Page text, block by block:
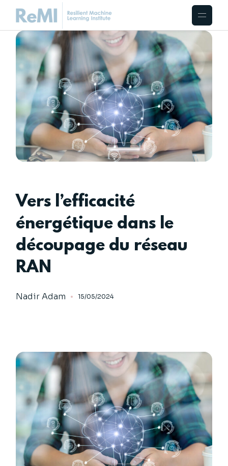
Vers l’efficacité
énergétique dans le
découpage du réseau
RAN
Nadir Adam 15/05/2024